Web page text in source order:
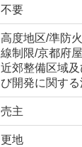
不要
高度地区/準防
線制限/京都府
近郊整備区域
び開発に関す
売主
更地